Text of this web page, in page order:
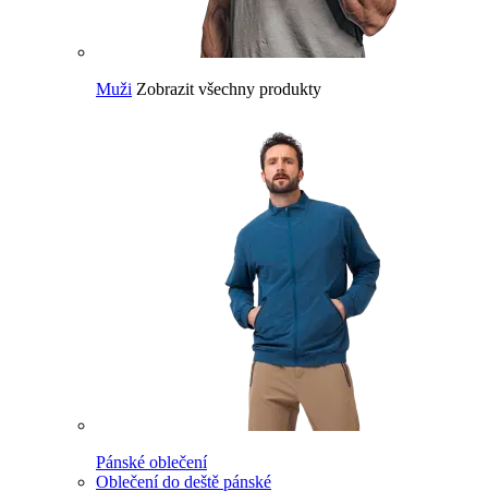
Muži Zobrazit všechny produkty
Pánské oblečení
Oblečení do deště pánské